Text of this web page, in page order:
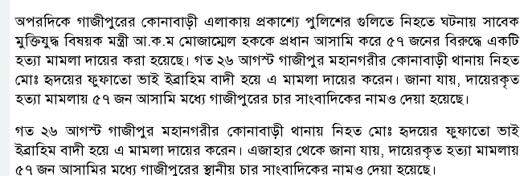
অপরদিকে গাজীপুরের কোনাবাড়ী এলাকায় প্রকাশ্যে পুলিশের গুলিতে নিহতে ঘটনায় সাবেক
মুক্তিযুদ্ধ বিষয়ক মন্ত্রী আ.ক.ম মোজাম্মেল হককে প্রধান আসামি করে ৫৭ জনের বিরুদ্ধে একটি
হত্যা মামলা দায়ের করা হয়েছে। গত ২৬ আগস্ট গাজীপুর মহানগরীর কোনাবাড়ী থানায় নিহত
মোঃ হৃদয়ের ফুফাতো ভাই ইব্রাহিম বাদী হয়ে এ মামলা দায়ের করেন। জানা যায়, দায়েরকৃত
হত্যা মামলায় ৫৭ জন আসামি মধ্যে গাজীপুরের চার সাংবাদিকের নামও দেয়া হয়েছে।
গত ২৬ আগস্ট গাজীপুর মহানগরীর কোনাবাড়ী থানায় নিহত মোঃ হৃদয়ের ফুফাতো ভাই
ইব্রাহিম বাদী হয়ে এ মামলা দায়ের করেন। এজাহার থেকে জানা যায়, দায়েরকৃত হত্যা মামলায়
৫৭ জন আসামির মধ্যে গাজীপুরের স্থানীয় চার সাংবাদিকের নামও দেয়া হয়েছে।